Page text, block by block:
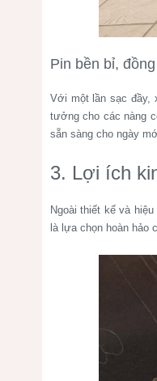
Pin bền bỉ,
Với một lần sạc đầy,
tưởng cho các nàng
sẵn sàng cho ngày
3. Lợi ích
Ngoài thiết kế và hiệu
là lựa chọn hoàn hảo